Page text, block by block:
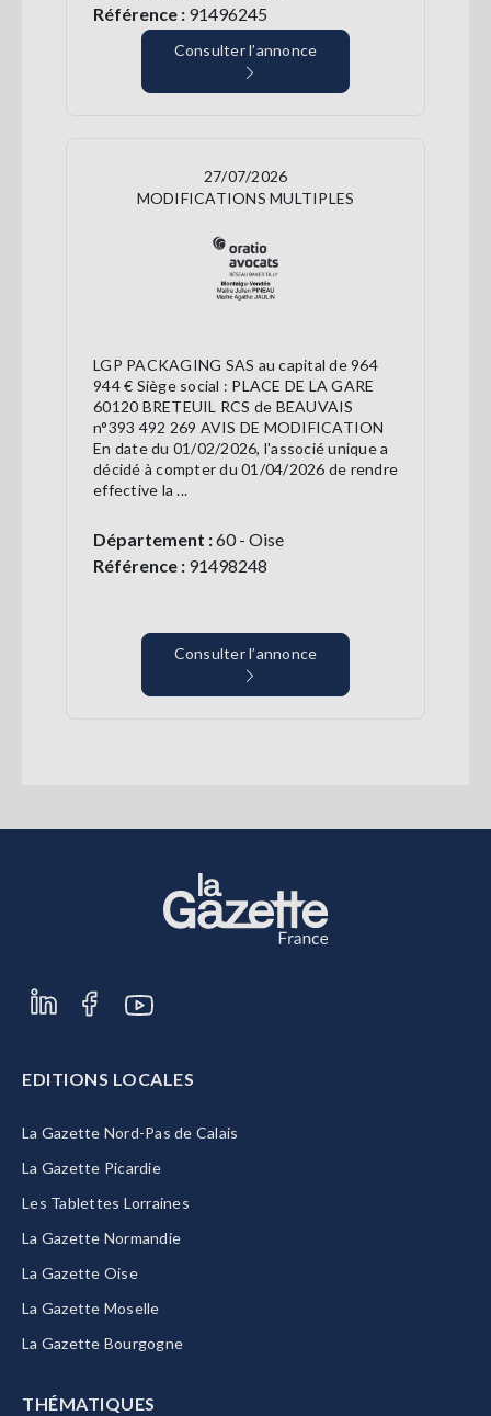
Référence : 91496245
Consulter l’annonce
27/07/2026
MODIFICATIONS MULTIPLES
LGP PACKAGING SAS au capital de 964
944 € Siège social : PLACE DE LA GARE
60120 BRETEUIL RCS de BEAUVAIS
n°393 492 269 AVIS DE MODIFICATION
En date du 01/02/2026, l'associé unique a
décidé à compter du 01/04/2026 de rendre
effective la ...
Département :60 - Oise
Référence : 91498248
Consulter l’annonce
EDITIONS LOCALES
La Gazette Nord-Pas de Calais
La Gazette Picardie
Les Tablettes Lorraines
La Gazette Normandie
La Gazette Oise
La Gazette Moselle
La Gazette Bourgogne
THÉMATIQUES